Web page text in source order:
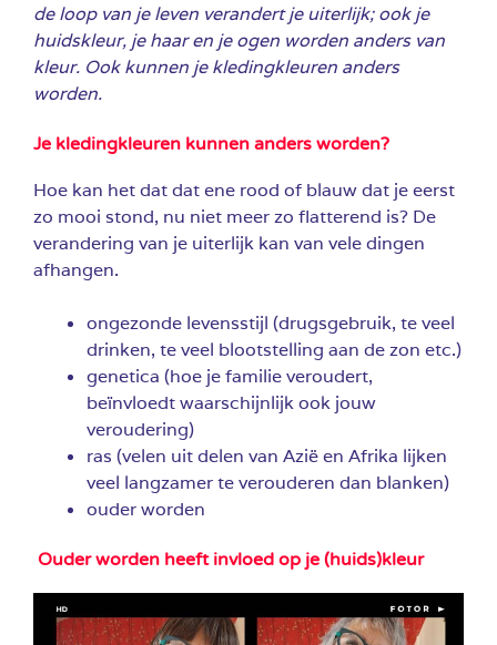
de loop van je leven verandert je uiterlijk; ook je
huidskleur, je haar en je ogen worden anders van
kleur. Ook kunnen je kledingkleuren anders
worden.
Je kledingkleuren kunnen anders worden?
Hoe kan het dat dat ene rood of blauw dat je eerst
zo mooi stond, nu niet meer zo flatterend is? De
verandering van je uiterlijk kan van vele dingen
afhangen.
ongezonde levensstijl (drugsgebruik, te veel
drinken, te veel blootstelling aan de zon etc.)
genetica (hoe je familie veroudert,
beïnvloedt waarschijnlijk ook jouw
veroudering)
ras (velen uit delen van Azië en Afrika lijken
veel langzamer te verouderen dan blanken)
ouder worden
Ouder worden heeft invloed op je (huids)kleur